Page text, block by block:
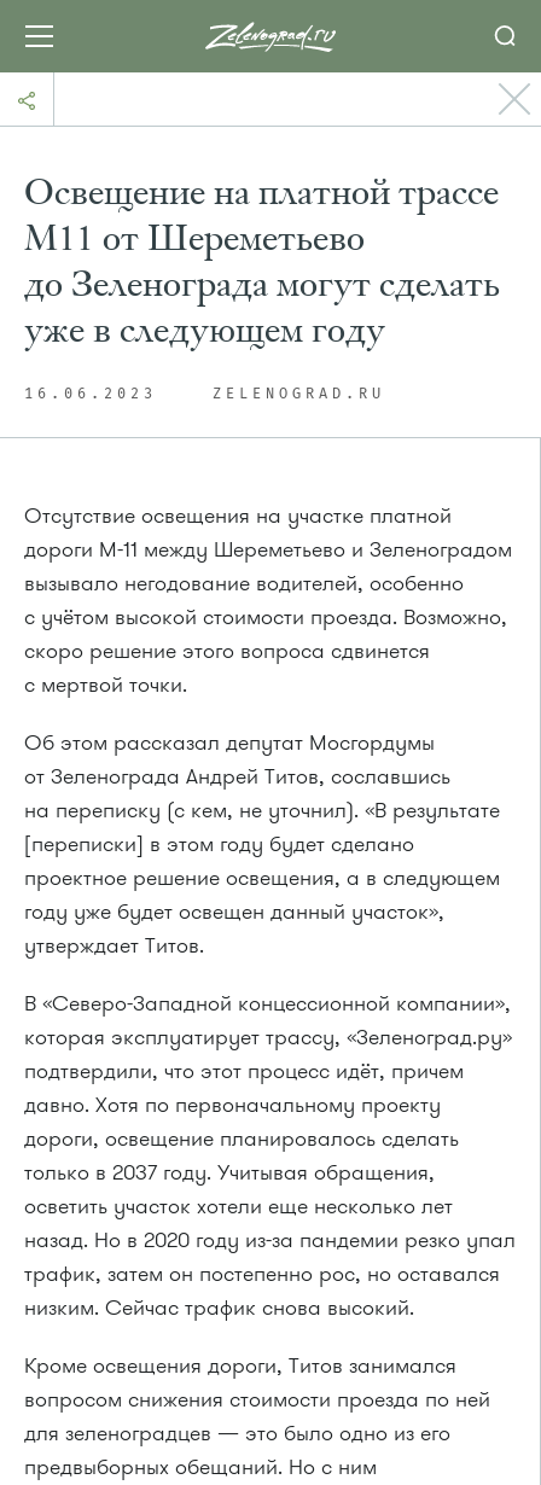
Освещение на платной трассе
М11 от Шереметьево
до Зеленограда могут сделать
уже в следующем году
16.06.2023 ZELENOGRAD.RU
Отсутствие освещения на участке платной
дороги М-11 между Шереметьево и Зеленоградом
вызывало негодование водителей, особенно
с учётом высокой стоимости проезда. Возможно,
скоро решение этого вопроса сдвинется
с мертвой точки.
Об этом рассказал депутат Мосгордумы
от Зеленограда Андрей Титов, сославшись
на переписку (с кем, не уточнил). «В результате
[переписки] в этом году будет сделано
проектное решение освещения, а в следующем
году уже будет освещен данный участок»,
утверждает Титов.
В «Северо-Западной концессионной компании»,
которая эксплуатирует трассу, «Зеленоград.ру»
подтвердили, что этот процесс идёт, причем
давно. Хотя по первоначальному проекту
дороги, освещение планировалось сделать
только в 2037 году. Учитывая обращения,
осветить участок хотели еще несколько лет
назад. Но в 2020 году из-за пандемии резко упал
трафик, затем он постепенно рос, но оставался
низким. Сейчас трафик снова высокий.
Кроме освещения дороги, Титов занимался
вопросом снижения стоимости проезда по ней
для зеленоградцев — это было одно из его
предвыборных обещаний. Но с ним